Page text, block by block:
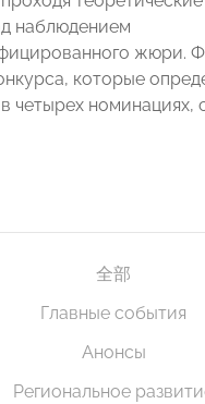
наблюдением
жюри.
которые
четырех номинациях,
全部
Главные события
Анонсы
Региональное